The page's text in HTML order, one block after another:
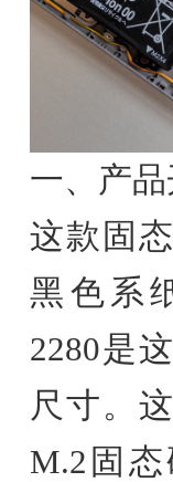
一、产品
这款固
黑色系
2280是
尺寸。
M.2固